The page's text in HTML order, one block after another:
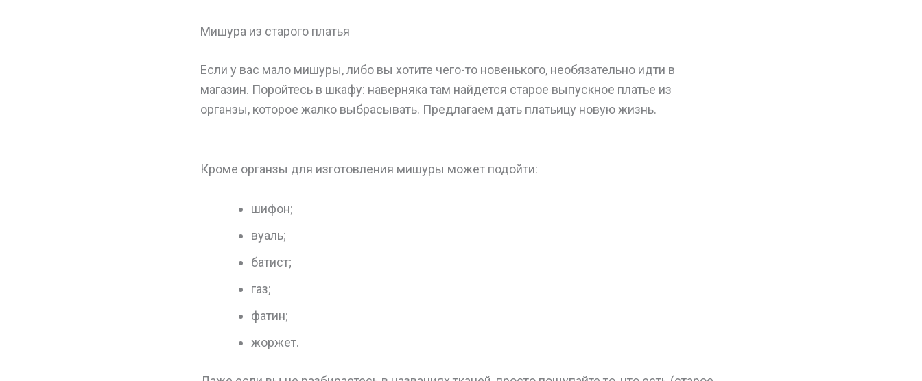
Мишура из старого платья
Если у вас мало мишуры, либо вы хотите чего-то новенького, необязательно идти в
магазин. Поройтесь в шкафу: наверняка там найдется старое выпускное платье из
органзы, которое жалко выбрасывать. Предлагаем дать платьицу новую жизнь.
Кроме органзы для изготовления мишуры может подойти:
шифон;
вуаль;
батист;
газ;
фатин;
жоржет.